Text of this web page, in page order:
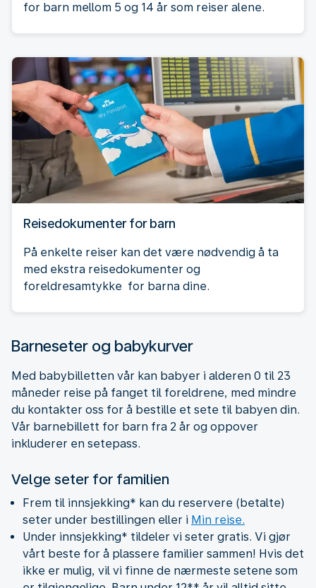
for barn mellom 5 og 14 år som reiser alene.
Reisedokumenter for barn
På enkelte reiser kan det være nødvendig å ta
med ekstra reisedokumenter og
foreldresamtykke for barna dine.
Barneseter og babykurver
Med babybilletten vår kan babyer i alderen 0 til 23
måneder reise på fanget til foreldrene, med mindre
du kontakter oss for å bestille et sete til babyen din.
Vår barnebillett for barn fra 2 år og oppover
inkluderer en setepass.
Velge seter for familien
Frem til innsjekking* kan du reservere (betalte)
seter under bestillingen eller i Min reise.
Under innsjekking* tildeler vi seter gratis. Vi gjør
vårt beste for å plassere familier sammen! Hvis det
ikke er mulig, vil vi finne de nærmeste setene som